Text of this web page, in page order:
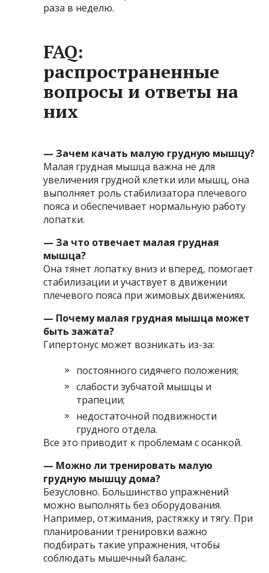
раза в неделю.
FAQ:
распространенные
вопросы и ответы на
них
— Зачем качать малую грудную мышцу?
Малая грудная мышца важна не для
увеличения грудной клетки или мышц, она
выполняет роль стабилизатора плечевого
пояса и обеспечивает нормальную работу
лопатки.
— За что отвечает малая грудная
мышца?
Она тянет лопатку вниз и вперед, помогает
стабилизации и участвует в движении
плечевого пояса при жимовых движениях.
— Почему малая грудная мышца может
быть зажата?
Гипертонус может возникать из-за:
постоянного сидячего положения;
слабости зубчатой мышцы и
трапеции;
недостаточной подвижности
грудного отдела.
Все это приводит к проблемам с осанкой.
— Можно ли тренировать малую
грудную мышцу дома?
Безусловно. Большинство упражнений
можно выполнять без оборудования.
Например, отжимания, растяжку и тягу. При
планировании тренировки важно
подбирать такие упражнения, чтобы
соблюдать мышечный баланс.